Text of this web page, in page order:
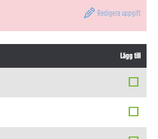
Redigera uppgift
Lägg till